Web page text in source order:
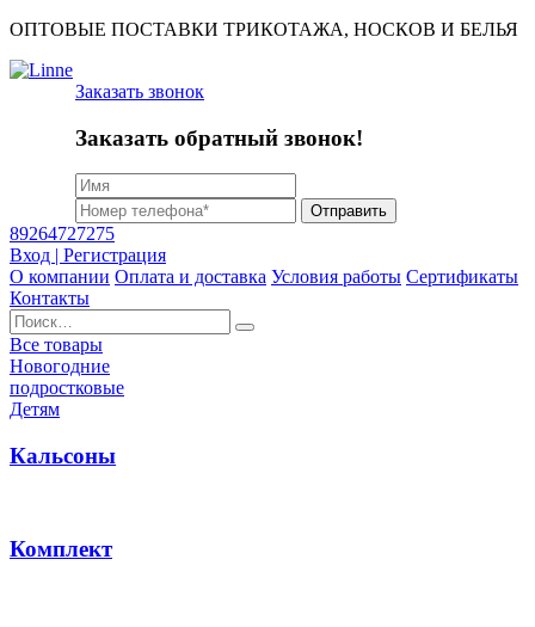
ОПТОВЫЕ ПОСТАВКИ ТРИКОТАЖА, НОСКОВ И БЕЛЬЯ
Заказать звонок
Заказать обратный звонок!
Отправить
89264727275
Вход | Регистрация
О компании Оплата и доставка Условия работы Сертификаты
Контакты
Найти:
Все товары
Новогодние
подростковые
Детям
Кальсоны
Комплект